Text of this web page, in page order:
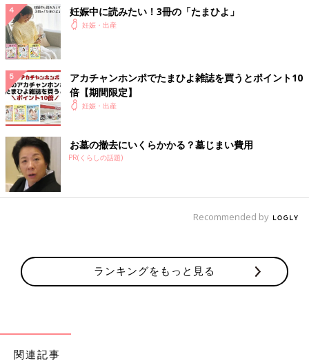
は、入院安静になります。
手術はする？ しない？ するとしたらどんな手術？
子宮頸管が短くなり、早産につながるリスクが高いと診断された
場合は、子宮口を縛る子宮頸管縫縮術という手術を行うことがあ
ります。
手術は、内子宮口の高さで縛るシロッカー法と外子宮口の高さで
縛るマクドナルド法があります。手術を行った場合、赤ちゃんが
十分に成長する妊娠36〜37週ごろに抜糸をし、お産を待ちま
す。
お産はどうなるの？ 赤ちゃんへの影響は？
しょう。
また、赤ちゃんは
出産予定日 より早めに生まれることも多いです
妊娠中に読みたい！3冊の「たまひよ」
妊娠・出産
アカチャンホンポでたまひよ雑誌を買うとポイント10
倍【期間限定】
妊娠・出産
お墓の撤去にいくらかかる？墓じまい費用
PR(くらしの話題)
Recommended by
ランキングをもっと見る
関連記事